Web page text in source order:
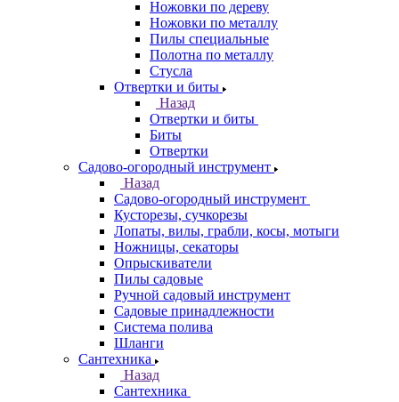
Ножовки по дереву
Ножовки по металлу
Пилы специальные
Полотна по металлу
Стусла
Отвертки и биты
Назад
Отвертки и биты
Биты
Отвертки
Садово-огородный инструмент
Назад
Садово-огородный инструмент
Кусторезы, сучкорезы
Лопаты, вилы, грабли, косы, мотыги
Ножницы, секаторы
Опрыскиватели
Пилы садовые
Ручной садовый инструмент
Садовые принадлежности
Система полива
Шланги
Сантехника
Назад
Сантехника